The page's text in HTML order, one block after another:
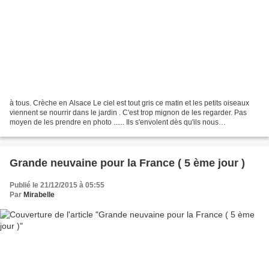
à tous. Crèche en Alsace Le ciel est tout gris ce matin et les petits oiseaux
viennent se nourrir dans le jardin . C'est trop mignon de les regarder. Pas
moyen de les prendre en photo ...... Ils s'envolent dès qu'ils nous
Grande neuvaine pour la France ( 5 ème jour )
Publié le 21/12/2015 à 05:55
Par Mirabelle